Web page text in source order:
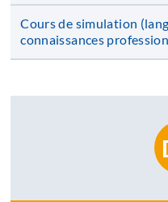
membre
deCours de simulation
connaissances